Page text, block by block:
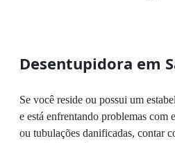
Desentupidora em
Se você reside ou possui um
e está enfrentando problemas com
ou tubulações danificadas, contar